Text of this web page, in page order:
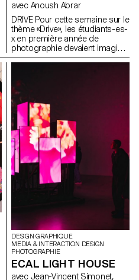
avec Anoush Abrar
DRIVE Pour cette semaine sur le
thème «Drive», les étudiants-es-
x en première année de
photographie devaient imaginer
un portrait pris au moyen
expérience au volant, par le
voyage, l’émancipation ou la
découverte, la semaine visait à
explorer le rapport entre une ou
plusieurs personnes et un
véhicule.
DESIGN GRAPHIQUE
MEDIA & INTERACTION DESIGN
PHOTOGRAPHIE
ECAL LIGHT HOUSE
avec Jean-Vincent Simonet,